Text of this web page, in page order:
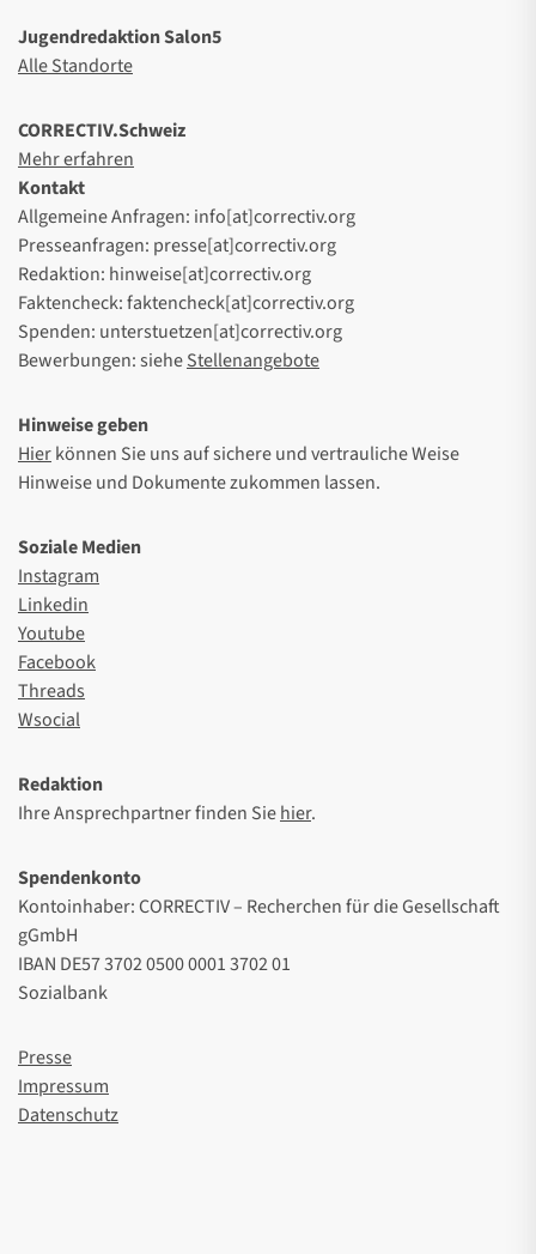
Jugendredaktion Salon5
Alle Standorte
CORRECTIV.Schweiz
Mehr erfahren
Kontakt
Allgemeine Anfragen: info[at]correctiv.org
Presseanfragen: presse[at]correctiv.org
Redaktion: hinweise[at]correctiv.org
Faktencheck: faktencheck[at]correctiv.org
Spenden: unterstuetzen[at]correctiv.org
Bewerbungen: sieheStellenangebote
Hinweise geben
Hierkönnen Sie uns auf sichere und vertrauliche Weise
Hinweise und Dokumente zukommen lassen.
Soziale Medien
Instagram
Linkedin
Youtube
Facebook
Threads
Wsocial
Redaktion
Ihre Ansprechpartner finden Siehier.
Spendenkonto
Kontoinhaber: CORRECTIV – Recherchen für die Gesellschaft
gGmbH
IBAN DE57 3702 0500 0001 3702 01
Sozialbank
Presse
Impressum
Datenschutz